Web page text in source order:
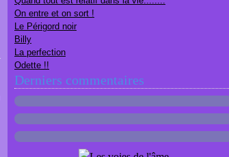
On entre et on sort !
Le Périgord noir
Billy
La perfection
Odette !!
Derniers commentaires